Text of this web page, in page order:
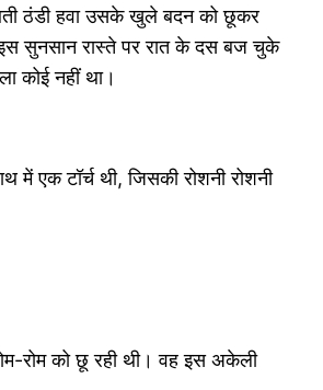
ठंडी हवा उसके खुले बदन को छूकर
सुनसान रास्ते पर रात के दस बज चुके
कोई नहीं था।
एक टॉर्च थी, जिसकी रोशनी रोशनी
रोम को छू रही थी। वह इस अकेली